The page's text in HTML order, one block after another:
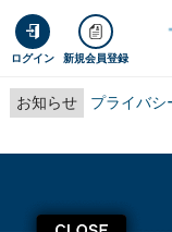
ログイン 新規会員登録
お知らせ プライバシ